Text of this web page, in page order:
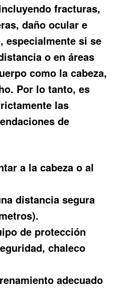
fracturas,
daño ocular e
especialmente si se
o en áreas
como la cabeza,
Por lo tanto, es
las
de
a la cabeza o al
distancia segura
de protección
chaleco
adecuado